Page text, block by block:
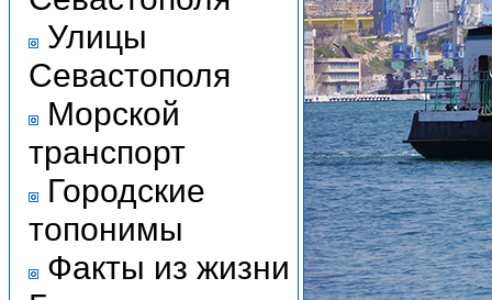
Улицы
Севастополя
Морской
транспорт
Городские
топонимы
Факты из жизни